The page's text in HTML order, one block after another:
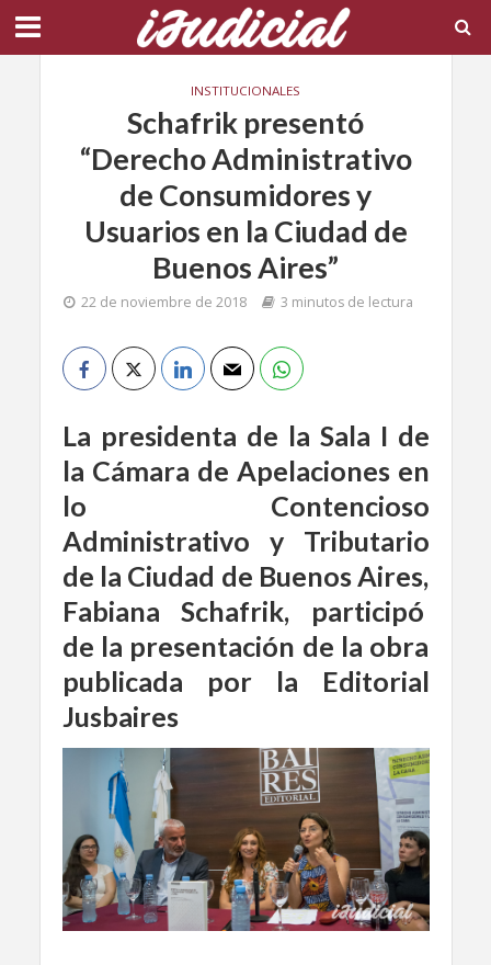
INSTITUCIONALES
Schafrik presentó
“Derecho Administrativo
de Consumidores y
Usuarios en la Ciudad de
Buenos Aires”
22 de noviembre de 2018 3 minutos de lectura
La presidenta de la Sala I de
la Cámara de Apelaciones en
lo Contencioso
Administrativo y Tributario
de la Ciudad de Buenos Aires,
Fabiana Schafrik, participó
de la presentación de la obra
publicada por la Editorial
Jusbaires